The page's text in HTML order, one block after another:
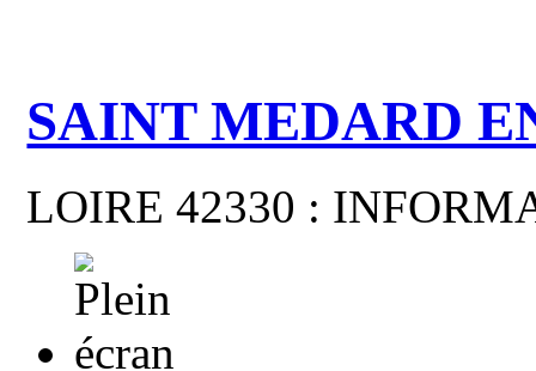
SAINT MEDARD
LOIRE 42330 :